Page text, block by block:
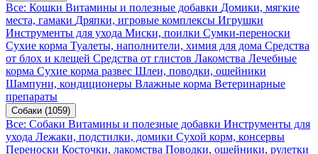
Все: Кошки Витамины и полезные добавки Домики, мягкие
места, гамаки Дряпки, игровые комплексы Игрушки
Инструменты для ухода Миски, поилки Сумки-переноски
Сухие корма Туалеты, наполнители, химия для дома Средства
от блох и клещей Средства от глистов Лакомства Лечебные
корма Сухие корма развес Шлеи, поводки, ошейники
Шампуни, кондиционеры Влажные корма Ветеринарные
препараты
Собаки (1059)
Все: Собаки Витамины и полезные добавки Инструменты для
ухода Лежаки, подстилки, домики Сухой корм, консервы
Переноски Косточки, лакомства Поводки, ошейники, рулетки